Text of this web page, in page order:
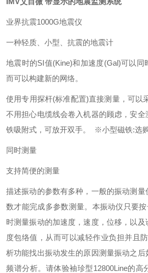
业界抗震1000G地震仪
一种轻质、小型、抗震的地震计
地震时的SI值(Kine)和加速度(Gal)可以同
而可以构建新的网络。
使用专用探杆(标准配置)直接测量，可以
不用担心电缆线会卷入机器的顾虑，安全
铁吸附式，可放开双手。 ※小型磁铁:选
同时测量
支持简便的测量
描述振动的参数有多种，一般的振动测
数才能完成多参数测量。本振动仪只要按
时测量振动的加速度，速度，位移，以
度包络值，从而可以减轻作业负担并且防
析功能找出振动发生的原因测量振动之后
频谱分析。请体验袖珍型12800Line的高